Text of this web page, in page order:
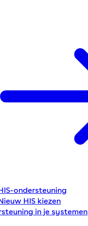
ondersteuning
HIS kiezen
in je systemen